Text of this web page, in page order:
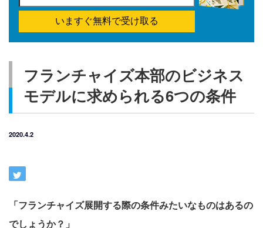
いますぐ無料で受け取る
フランチャイズ本部のビジネス
モデルに求められる6つの条件
2020.4.2
「フランチャイズ展開する際の条件みたいなものはあるの
でしょうか？」